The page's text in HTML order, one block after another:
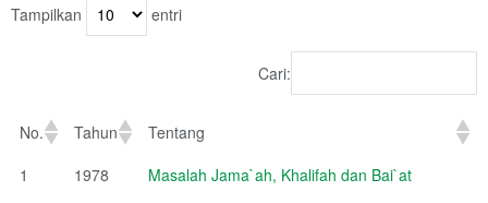
Tampilkan entri
Cari:
No. Tahun
Tentang
1
1978
Masalah Jama`ah, Khalifah dan Bai`at